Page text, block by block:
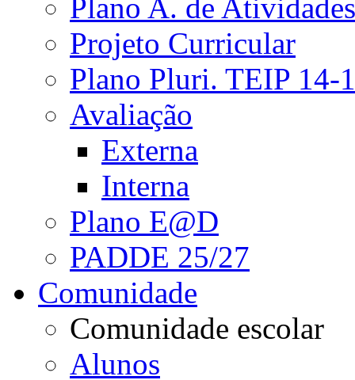
Plano A. de Atividades
Projeto Curricular
Plano Pluri. TEIP 14-
Avaliação
Externa
Interna
Plano E@D
PADDE 25/27
Comunidade
Comunidade escolar
Alunos